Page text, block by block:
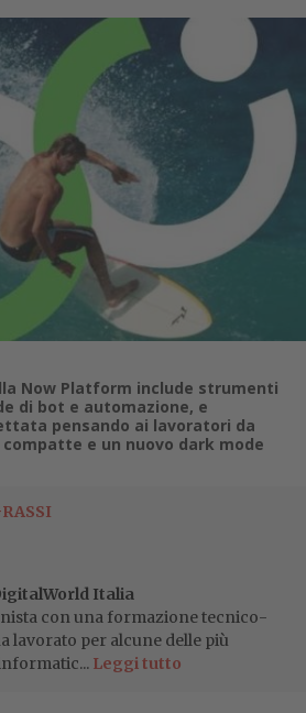
Now Platform include strumenti
di bot e automazione, e
pensando ai lavoratori da
e un nuovo dark mode
Italia
con una formazione tecnico-
lavorato per alcune delle più
Leggi tutto